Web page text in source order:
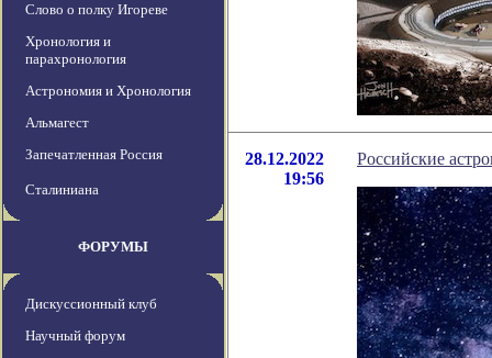
Слово о полку Игореве
Хронология и
парахронология
Астрономия и Хронология
Альмагест
Запечатленная Россия
Сталиниана
ФОРУМЫ
Дискуссионный клуб
Научный форум
28.12.2022
19:56
Российские